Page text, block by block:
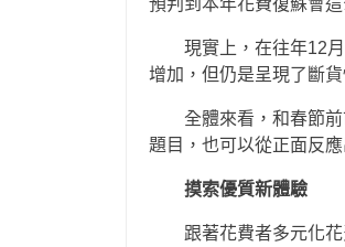
預判到本年花費復蘇會
現實上，在往年12
增加，但仍是呈現了斷
全體來看，和春節
題目，也可以從正面反
摸索優質新體驗
跟著花費者多元化